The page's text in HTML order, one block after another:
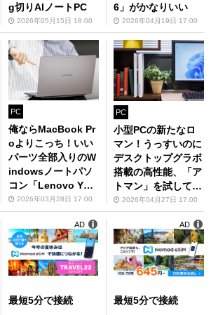
g切りAIノートPC
2026年05月15日 18:00
6」がかなりいい
2026年04月19日 17:00
PC
俺ならMacBook Pr
oよりこっち！いい
パーツ全部入りのW
indowsノートパソ
コン「Lenovo Yog
a Pro」
2026年03月28日 17:00
PC
小型PCの新たなロ
マン！うっすいのに
デスクトップグラボ
搭載の高性能、「ア
トマン」を試してみ
た2026年04月27日 17:00
最短5分で接続
AD
最短5分で接続
AD